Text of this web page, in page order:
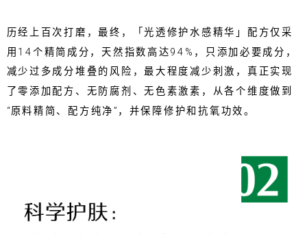
历经上百次打磨，最终，「光透修护水感精华」配方仅采
用14个精简成分，天然指数高达94%，只添加必要成分，
减少过多成分堆叠的风险，最大程度减少刺激，真正实现
了零添加配方、无防腐剂、无色素激素，从各个维度做到
“原料精简、配方纯净”，并保障修护和抗氧功效。